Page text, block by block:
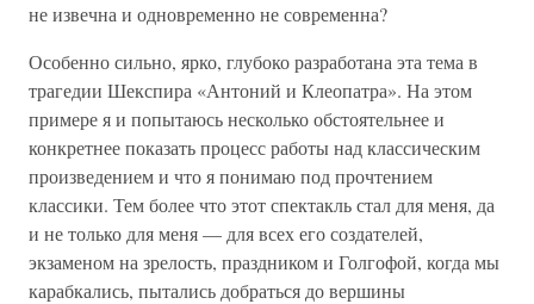
не извечна и одновременно не современна?
Особенно сильно, ярко, глубоко разработана эта тема в
трагедии Шекспира «Антоний и Клеопатра». На этом
примере я и попытаюсь несколько обстоятельнее и
конкретнее показать процесс работы над классическим
произведением и что я понимаю под прочтением
классики. Тем более что этот спектакль стал для меня, да
и не только для меня — для всех его создателей,
экзаменом на зрелость, праздником и Голгофой, когда мы
карабкались, пытались добраться до вершины